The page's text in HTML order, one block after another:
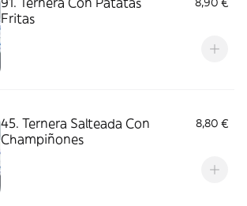
Fritas
45. Ternera Salteada Con
Champiñones
8,80 €